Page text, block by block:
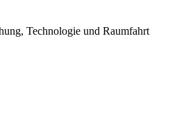
Technologie und Raumfahrt